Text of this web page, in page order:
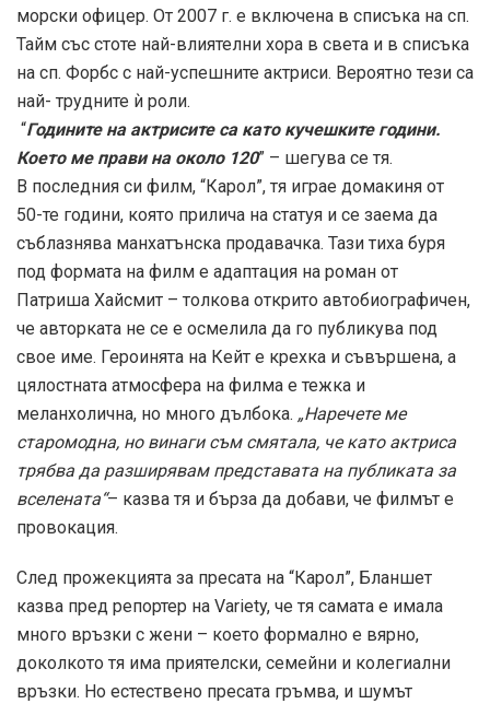
морски офицер. От 2007 г. е включена в списъка на сп.
Тайм със стоте най-влиятелни хора в света и в списъка
на сп. Форбс с най-успешните актриси. Вероятно тези са
най- трудните ѝ роли.
“Годините на актрисите са като кучешките години.
Което ме прави на около 120” – шегува се тя.
В последния си филм, “Карол”, тя играе домакиня от
50-те години, която прилича на статуя и се заема да
съблазнява манхатънска продавачка. Тази тиха буря
под формата на филм е адаптация на роман от
Патриша Хайсмит – толкова открито автобиографичен,
че авторката не се е осмелила да го публикува под
свое име. Героинята на Кейт е крехка и съвършена, а
цялостната атмосфера на филма е тежка и
меланхолична, но много дълбока. „Наречете ме
старомодна, но винаги съм смятала, че като актриса
трябва да разширявам представата на публиката за
вселената“– казва тя и бърза да добави, че филмът е
провокация.
След прожекцията за пресата на “Карол”, Бланшет
казва пред репортер на Variety, че тя самата е имала
много връзки с жени – което формално е вярно,
доколкото тя има приятелски, семейни и колегиални
връзки. Но естествено пресата гръмва, и шумът